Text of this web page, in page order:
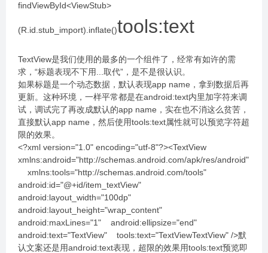
findViewById<ViewStub>
(R.id.stub_import).inflate()tools:text
TextView是我们使用的最多的一个组件了，经常有如许的需
求，“标题表现不下用...取代”，是不是很认识。
如果标题是一个动态数据，默认表现app name，拿到数据后再
更新。这种环境，一样平常都是在android:text内里加字符来调
试，调试完了再改成默认的app name，实在也不消这么贫苦，
直接默认app name，然后使用tools:text属性就可以预览字符超
限的效果。
<?xml version="1.0" encoding="utf-8"?><TextView
xmlns:android="http://schemas.android.com/apk/res/android"
xmlns:tools="http://schemas.android.com/tools"
android:id="@+id/item_textView"
android:layout_width="100dp"
android:layout_height="wrap_content"
android:maxLines="1" android:ellipsize="end"
android:text="TextView" tools:text="TextViewTextView" />默
认文案还是用android:text表现，超限的效果用tools:text预览即